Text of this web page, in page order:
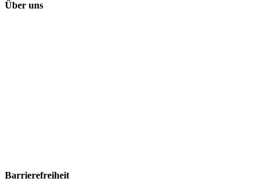
Über uns
Barrierefreiheit